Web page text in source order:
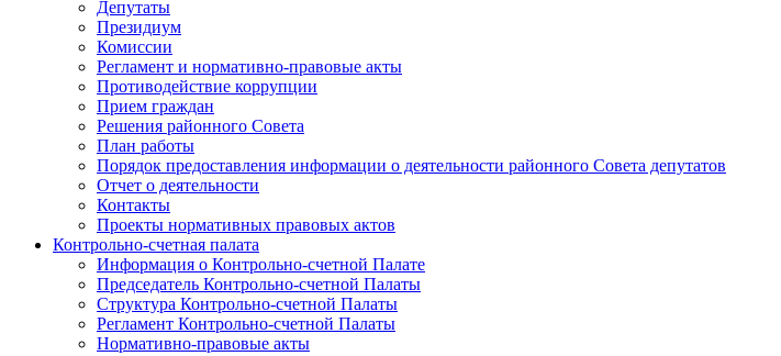
Депутаты
Президиум
Комиссии
Регламент и нормативно-правовые акты
Противодействие коррупции
Прием граждан
Решения районного Совета
План работы
Порядок предоставления информации о деятельности районного Совета депутатов
Отчет о деятельности
Контакты
Проекты нормативных правовых актов
Контрольно-счетная палата
Информация о Контрольно-счетной Палате
Председатель Контрольно-счетной Палаты
Структура Контрольно-счетной Палаты
Регламент Контрольно-счетной Палаты
Нормативно-правовые акты